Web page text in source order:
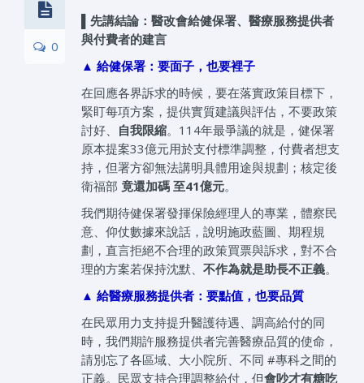
0
▌先講結論：醫改會給健保署、醫療服務提供者
與付費者的建言
▲ 給健保署：要面子，也要裡子
在回應各界訴求的時候，要在落實政策目標下，
緊盯每項方案，提供實質建議與評估，不要政策
討好、 自我限縮。114年最爭議的就是，健保署
原本提案33億元用於支付標準調整，付費者想支
持，但署方卻無法講明具體用途與規劃；核定後
衛福部 竟還加碼 至41億元。
我們期待健保署發揮保險經理人的專業，體察民
意、仰仗數據來說話，說明施政藍圖、期程規
劃，直言拒絕不合理的政策買票與訴求，對不合
理的方案若保持沈默、 不作為就是助長不正義。
▲ 給醫療服務提供者：要點值，也要品質
在民眾用力支持提升醫護待遇、調高給付的同
時，我們期許服務提供者完善醫療品質的使命，
請別忘了各區域、大小院所、不同 #專科之間的
正義。民眾支持合理調整給付，但會吵才有糖吃